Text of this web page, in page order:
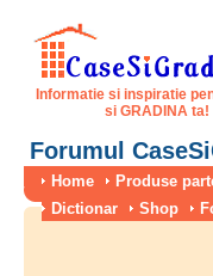
Informatie si inspiratie
si GRADINA ta!
Forumul
Home Produse
Dictionar
Shop